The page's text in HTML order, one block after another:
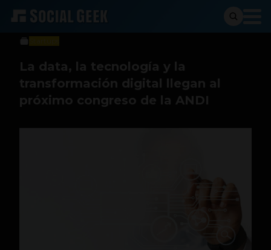
Sergio Ramos
30 de agosto de 2023
La data, la tecnología y la
transformación digital llegan al
próximo congreso de la ANDI